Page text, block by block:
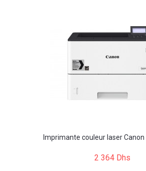
Imprimante couleur laser Canon
2 364 Dhs